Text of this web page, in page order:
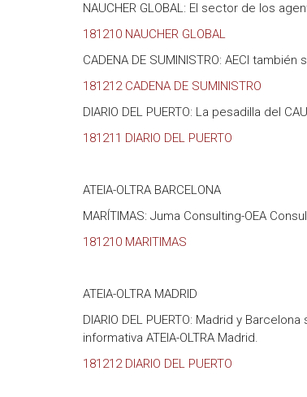
NAUCHER GLOBAL: El sector de los
181210 NAUCHER GLOBAL
CADENA DE SUMINISTRO: AECI
181212 CADENA DE SUMINISTRO
DIARIO DEL PUERTO: La pesadilla del
181211 DIARIO DEL PUERTO
ATEIA-OLTRA BARCELONA
MARÍTIMAS: Juma Consulting-OEA
181210 MARITIMAS
ATEIA-OLTRA MADRID
DIARIO DEL PUERTO: Madrid y
informativa ATEIA-OLTRA Madrid.
181212 DIARIO DEL PUERTO